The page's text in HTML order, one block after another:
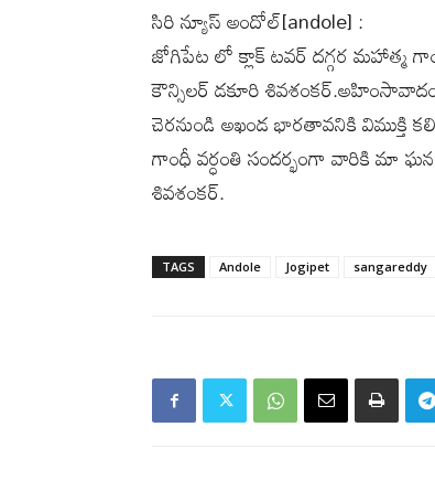
సిరి న్యూస్ అందోల్[andole] :
జోగిపేట లో క్లాక్ టవర్ దగ్గర మహాత్మ
కౌన్సిలర్ డకూరి
చెరనుండి అఖండ భారతావనికి విముక్తి
గాంధీ వర్ధంతి సందర్భంగా వారికి మా ఘన
శివశంకర్.
TAGS Andole Jogipet sangareddy